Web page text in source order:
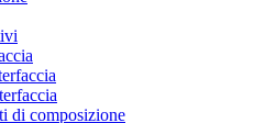
di composizione